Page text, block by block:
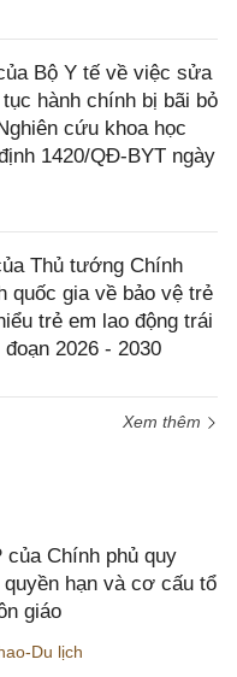
Bộ Y tế về việc sửa
hành chính bị bãi bỏ
cứu khoa học
1420/QĐ-BYT ngày
Thủ tướng Chính
quốc gia về bảo vệ trẻ
trẻ em lao động trái
2026 - 2030
Xem thêm
của Chính phủ quy
hạn và cơ cấu tổ
giáo
Du lịch